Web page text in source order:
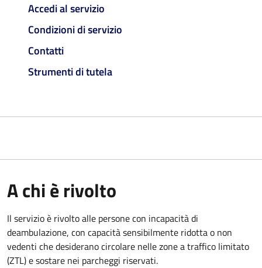
Accedi al servizio
Condizioni di servizio
Contatti
Strumenti di tutela
A chi è rivolto
Il servizio è rivolto alle persone con incapacità di
deambulazione, con capacità sensibilmente ridotta o non
vedenti che desiderano circolare nelle zone a traffico limitato
(ZTL) e sostare nei parcheggi riservati.